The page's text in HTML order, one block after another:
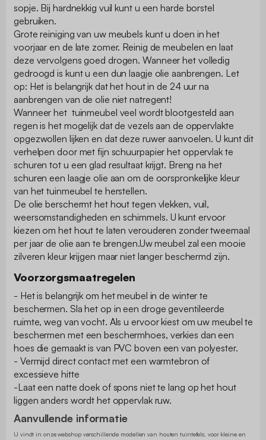
sopje. Bij hardnekkig vuil kunt u een harde borstel
gebruiken.
Grote reiniging van uw meubels kunt u doen in het
voorjaar en de late zomer. Reinig de meubelen en laat
deze vervolgens goed drogen. Wanneer het volledig
gedroogd is kunt u een dun laagje olie aanbrengen. Let
op: Het is belangrijk dat het hout in de 24 uur na
aanbrengen van de olie niet natregent!
Wanneer het tuinmeubel veel wordt blootgesteld aan
regen is het mogelijk dat de vezels aan de oppervlakte
opgezwollen lijken en dat deze ruwer aanvoelen. U kunt dit
verhelpen door met fijn schuurpapier het oppervlak te
schuren tot u een glad resultaat krijgt. Breng na het
schuren een laagje olie aan om de oorspronkelijke kleur
van het tuinmeubel te herstellen.
De olie berschermt het hout tegen vlekken, vuil,
weersomstandigheden en schimmels. U kunt ervoor
kiezen om het hout te laten verouderen zonder tweemaal
per jaar de olie aan te brengen.Uw meubel zal een mooie
zilveren kleur krijgen maar niet langer beschermd zijn.
Voorzorgsmaatregelen
- Het is belangrijk om het meubel in de winter te
beschermen. Sla het op in een droge geventileerde
ruimte, weg van vocht. Als u ervoor kiest om uw meubel te
beschermen met een beschermhoes, verkies dan een
hoes die gemaakt is van PVC boven een van polyester.
- Vermijd direct contact met een warmtebron of
excessieve hitte
-Laat een natte doek of spons niet te lang op het hout
liggen anders wordt het oppervlak ruw.
Aanvullende informatie
U vindt in onze webshop verschillende modellen van houten tuintefels, voor kleine en